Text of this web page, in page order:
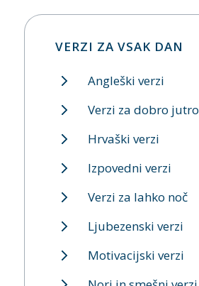
VERZI ZA VSAK DAN
Angleški verzi
Verzi za dobro jutro
Hrvaški verzi
Izpovedni verzi
Verzi za lahko noč
Ljubezenski verzi
Motivacijski verzi